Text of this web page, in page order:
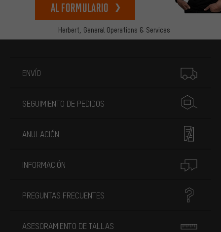
Herbert, General Operations & Services
Al formulario
ENVÍO
SEGUIMIENTO DE PEDIDOS
ANULACIÓN
INFORMACIÓN
PREGUNTAS FRECUENTES
ASESORAMIENTO DE TALLAS